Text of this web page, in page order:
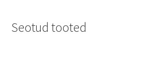
Seotud tooted